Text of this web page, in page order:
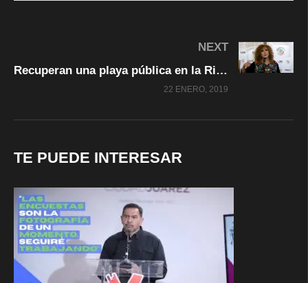
NEXT
Recuperan una playa pública en la Riviera Maya: Senadora Luz María Beristain
22 ENERO, 2019
TE PUEDE INTERESAR